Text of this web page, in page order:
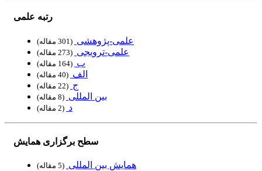
رتبه علمی
علمی-پژوهشی ‏ (301 مقاله)
علمی-ترویجی ‏ (273 مقاله)
ب ‏ (164 مقاله)
الف ‏ (40 مقاله)
ج ‏ (22 مقاله)
بین المللی ‏ (8 مقاله)
د ‏ (2 مقاله)
سطح برگزاری همایش
همایش بین المللی ‏ (5 مقاله)